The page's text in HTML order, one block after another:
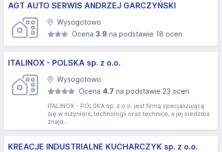
AGT AUTO SERWIS ANDRZEJ GARCZYŃSKI
Wysogotowo
Ocena3.9 na podstawie 18 ocen
ITALINOX - POLSKA sp. z o.o.
Wysogotowo
Ocena 4.7 na podstawie 23 ocen
ITALINOX - POLSKA sp. z o.o. jest firmą specjalizującą
się w inżynierii, technologii oraz technice, a jej siedziba
znajd...
KREACJE INDUSTRIALNE KUCHARCZYK sp. z o.o.